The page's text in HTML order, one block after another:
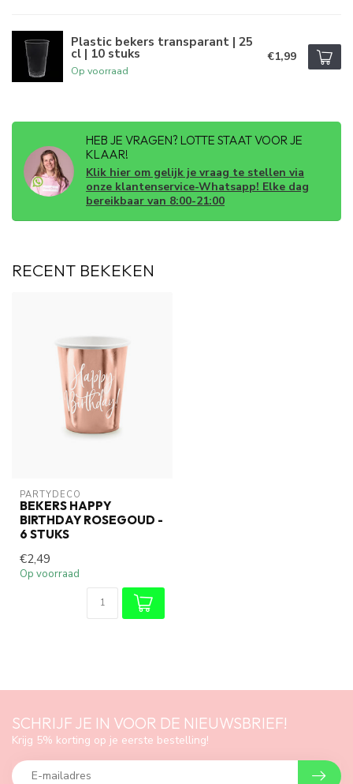
Plastic bekers transparant | 25
cl | 10 stuks
Op voorraad
€1,99
HEB JE VRAGEN? LOTTE STAAT VOOR JE
KLAAR!
Klik hier om gelijk je vraag te stellen via
onze klantenservice-Whatsapp! Elke dag
bereikbaar van 8:00-21:00
RECENT BEKEKEN
PARTYDECO
BEKERS HAPPY
BIRTHDAY ROSEGOUD -
6 STUKS
€2,49
Op voorraad
SCHRIJF JE IN VOOR DE NIEUWSBRIEF!
Krijg 5% korting op je eerste bestelling!